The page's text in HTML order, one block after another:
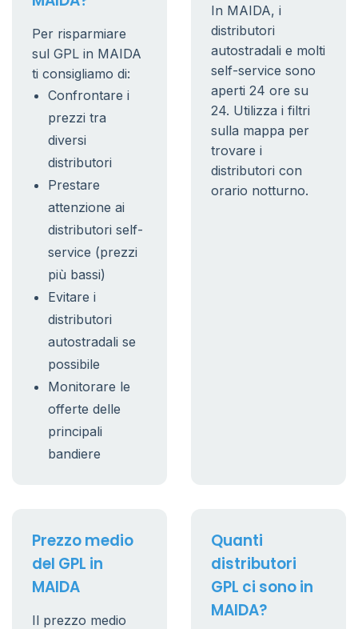
Per risparmiare
sul GPL in MAIDA
ti consigliamo di:
Confrontare i
prezzi tra
diversi
distributori
Prestare
attenzione ai
distributori self-
service (prezzi
più bassi)
Evitare i
distributori
autostradali se
possibile
Monitorare le
offerte delle
principali
bandiere
In MAIDA, i
distributori
autostradali e molti
self-service sono
aperti 24 ore su
24. Utilizza i filtri
sulla mappa per
trovare i
distributori con
orario notturno.
Prezzo medio
del GPL in
MAIDA
Il prezzo medio
Quanti
distributori
GPL ci sono in
MAIDA?